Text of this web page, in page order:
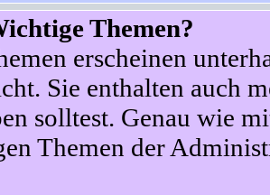
Themen?
erscheinen
Sie enthalten auch
solltest. Genau wie
Themen der